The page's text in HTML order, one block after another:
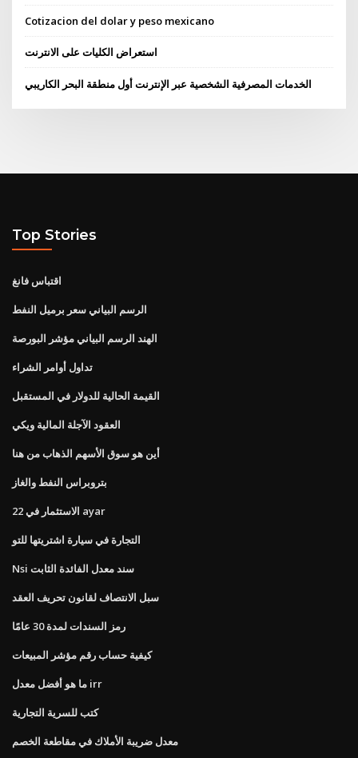
Cotizacion del dolar y peso mexicano
استعراض الكليات على الانترنت
الخدمات المصرفية الشخصية عبر الإنترنت أول منطقة البحر الكاريبي
Top Stories
اقتباس فانغ
الرسم البياني سعر برميل النفط
الهند الرسم البياني مؤشر البورصة
تداول أوامر الشراء
القيمة الحالية للدولار في المستقبل
العقود الآجلة المالية ويكي
أين هو سوق الأسهم الذهاب من هنا
بتروبراس النفط والغاز
الاستثمار في 22 ayar
التجارة في سيارة اشتريتها للتو
Nsi سند معدل الفائدة الثابت
سبل الانتصاف لقانون تحريف العقد
رمز السندات لمدة 30 عامًا
كيفية حساب رقم مؤشر المبيعات
ما هو أفضل معدل irr
كتب للسرية التجارية
معدل ضريبة الأملاك في مقاطعة الخصم